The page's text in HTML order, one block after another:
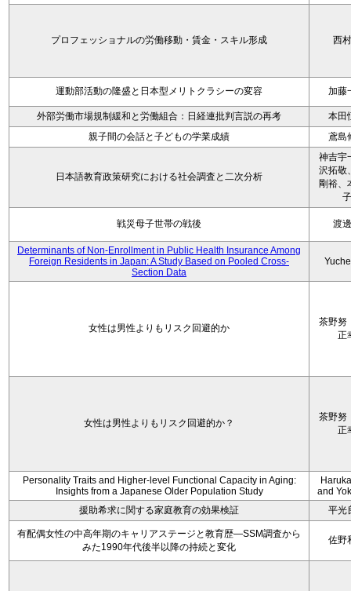
プロフェッショナルの労働移動・賃金・スキル形成 西
運動部活動の隆盛と日本型メリトクラシーの変容 加藤
外部労働市場規制緩和と労働組合：日経連批判言説の再考
本田
親子間の会話と子どもの学業成績
鳶島
日本語教育政策研究における社会調査と二次分析
神吉宇
沢拓敬
剛裕、
子
戦災母子世帯の戦後 渡
Determinants of Non-Enrollment in Public Health Insurance Among
Foreign Residents in Japan: A Study Based on Pooled Cross-
Section Data
女性は男性よりもリスク回避的か
茶野努
正
女性は男性よりもリスク回避的か？
茶野努
正
Personality Traits and Higher-level Functional Capacity in Aging:
Insights from a Japanese Older Population Study
and
援助希求に関する家庭教育の効果検証
平光
有配偶女性の中高年期のキャリアステージと教育歴―SSM調査から
みた1990年代後半以降の持続と変化
佐野